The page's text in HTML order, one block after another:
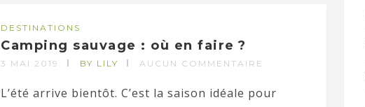
DESTINATIONS
Camping sauvage : où en faire ?
3 MAI 2019 BY LILY AUCUN COMMENTAIRE
L’été arrive bientôt. C’est la saison idéale pour